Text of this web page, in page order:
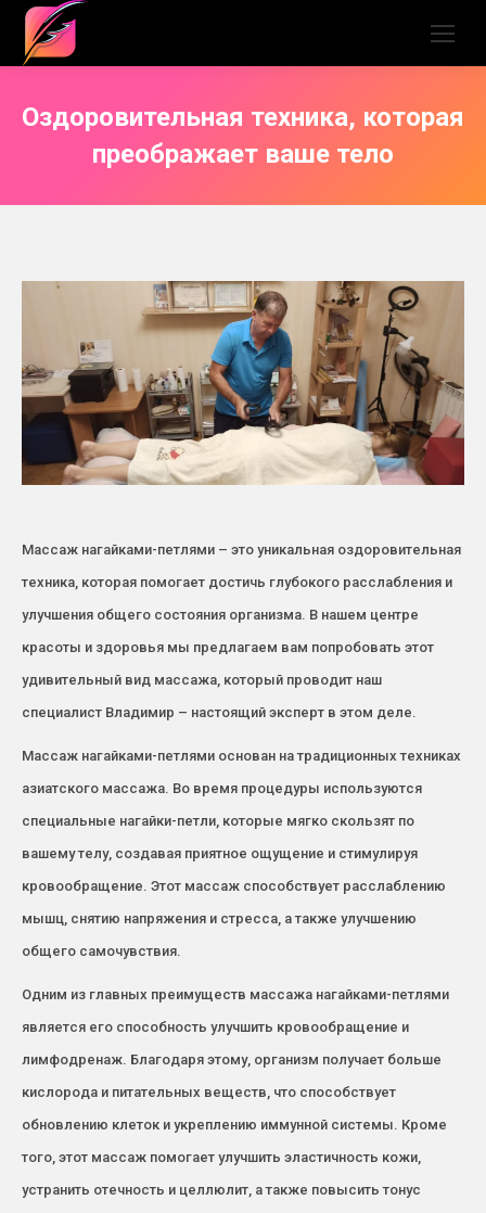
Оздоровительная техника, которая
преображает ваше тело
Массаж нагайками-петлями – это уникальная оздоровительная
техника, которая помогает достичь глубокого расслабления и
улучшения общего состояния организма. В нашем центре
красоты и здоровья мы предлагаем вам попробовать этот
удивительный вид массажа, который проводит наш
специалист Владимир – настоящий эксперт в этом деле.
Массаж нагайками-петлями основан на традиционных техниках
азиатского массажа. Во время процедуры используются
специальные нагайки-петли, которые мягко скользят по
вашему телу, создавая приятное ощущение и стимулируя
кровообращение. Этот массаж способствует расслаблению
мышц, снятию напряжения и стресса, а также улучшению
общего самочувствия.
Одним из главных преимуществ массажа нагайками-петлями
является его способность улучшить кровообращение и
лимфодренаж. Благодаря этому, организм получает больше
кислорода и питательных веществ, что способствует
обновлению клеток и укреплению иммунной системы. Кроме
того, этот массаж помогает улучшить эластичность кожи,
устранить отечность и целлюлит, а также повысить тонус